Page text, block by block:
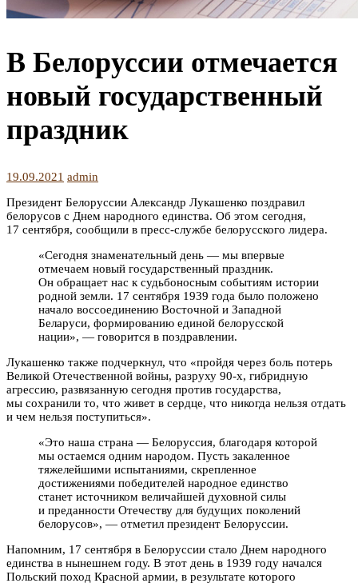
В Белоруссии отмечается
новый государственный
праздник
19.09.2021 admin
Президент Белоруссии Александр Лукашенко поздравил
белорусов с Днем народного единства. Об этом сегодня,
17 сентября, сообщили в пресс-службе белорусского лидера.
«Сегодня знаменательный день — мы впервые
отмечаем новый государственный праздник.
Он обращает нас к судьбоносным событиям истории
родной земли. 17 сентября 1939 года было положено
начало воссоединению Восточной и Западной
Беларуси, формированию единой белорусской
нации», — говорится в поздравлении.
Лукашенко также подчеркнул, что «пройдя через боль потерь
Великой Отечественной войны, разруху 90-х, гибридную
агрессию, развязанную сегодня против государства,
мы сохранили то, что живет в сердце, что никогда нельзя отдать
и чем нельзя поступиться».
«Это наша страна — Белоруссия, благодаря которой
мы остаемся одним народом. Пусть закаленное
тяжелейшими испытаниями, скрепленное
достижениями победителей народное единство
станет источником величайшей духовной силы
и преданности Отечеству для будущих поколений
белорусов», — отметил президент Белоруссии.
Напомним, 17 сентября в Белоруссии стало Днем народного
единства в нынешнем году. В этот день в 1939 году начался
Польский поход Красной армии, в результате которого